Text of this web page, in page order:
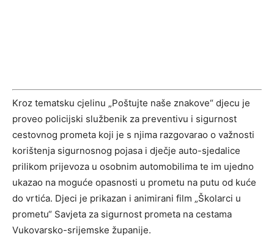
Kroz tematsku cjelinu „Poštujte naše znakove“ djecu je
proveo policijski službenik za preventivu i sigurnost
cestovnog prometa koji je s njima razgovarao o važnosti
korištenja sigurnosnog pojasa i dječje auto-sjedalice
prilikom prijevoza u osobnim automobilima te im ujedno
ukazao na moguće opasnosti u prometu na putu od kuće
do vrtića. Djeci je prikazan i animirani film „Školarci u
prometu“ Savjeta za sigurnost prometa na cestama
Vukovarsko-srijemske županije.